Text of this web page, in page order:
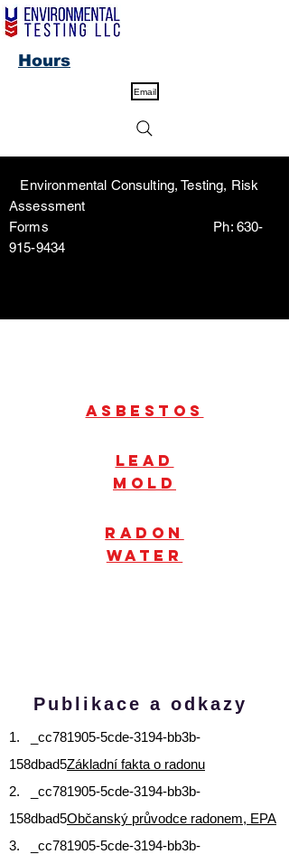
Email
Environmental Consulting, Testing, Risk
Assessment
Forms Ph: 630-
915-9434
Hours
Asbestos
Lead
mold
radon
water
Publikace a odkazy
1. _cc781905-5cde-3194-bb3b-
158dbad5Základní fakta o radonu
2. _cc781905-5cde-3194-bb3b-
158dbad5Občanský průvodce radonem, EPA
3. _cc781905-5cde-3194-bb3b-